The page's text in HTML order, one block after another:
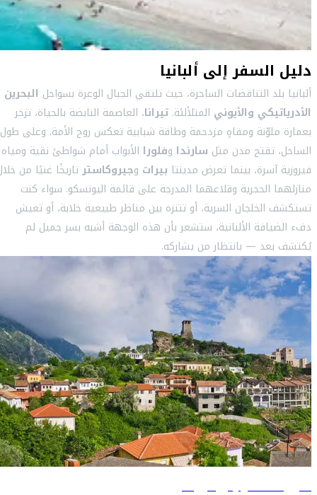
دليل السفر إلى ألبانيا
ألبانيا بلد التناقضات الساحرة، حيث تلتقي الجبال الوعرة بسواحل البحرين
الأدرياتيكي والأيوني المتلألئة. تيرانا، العاصمة النابضة بالحياة، تزخر
بعمارة ملوّنة ومقاهٍ مزدحمة وطاقة شبابية تعكس روح الأمة. وعلى طول
الساحل، تفتح مدن مثل سارندا وفلورا الأبواب أمام شواطئ نقية ومياه
فيروزية آسرة، بينما تعرض مدينتا بيرات وجيروكاسترتاريخًا غنيًا من
منازلهما الحجرية وقلاعهما المدرجة على قائمة اليونسكو. سواء كنت
تستكشف الخلجان السرية، أو تتنزه بين مناظر طبيعية خلابة، أو تعيش
دفء الضيافة الألبانية، ستشعر بأن هذه الوجهة أشبه بسر جميل لم
يُكتشف بعد — بانتظار من يشاركه.
دليل السفر إلى تيرانا